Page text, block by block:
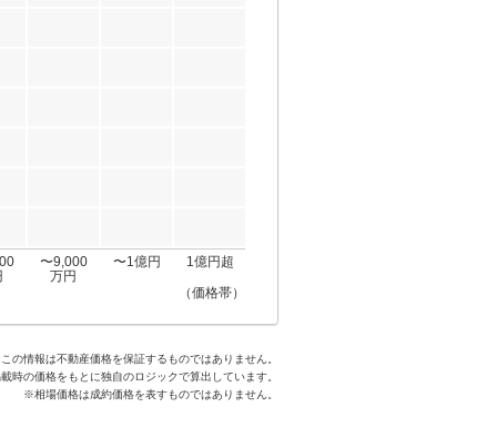
〜9,000
万円
〜1億円
1億円超
（価格帯）
の情報は不動産価格を保証するものではありません。
時の価格をもとに独自のロジックで算出しています。
※相場価格は成約価格を表すものではありません。